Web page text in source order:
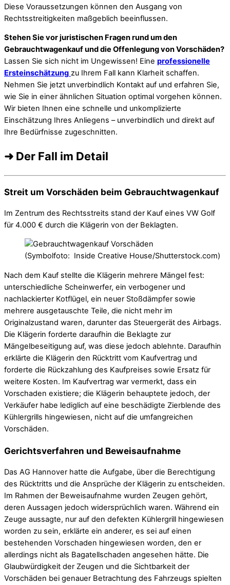
Diese Voraussetzungen können den Ausgang von
Rechtsstreitigkeiten maßgeblich beeinflussen.
Stehen Sie vor juristischen Fragen rund um den
Gebrauchtwagenkauf und die Offenlegung von Vorschäden?
Lassen Sie sich nicht im Ungewissen! Eine professionelle
Ersteinschätzung zu Ihrem Fall kann Klarheit schaffen.
Nehmen Sie jetzt unverbindlich Kontakt auf und erfahren Sie,
wie Sie in einer ähnlichen Situation optimal vorgehen können.
Wir bieten Ihnen eine schnelle und unkomplizierte
Einschätzung Ihres Anliegens – unverbindlich und direkt auf
Ihre Bedürfnisse zugeschnitten.
➜ Der Fall im Detail
Streit um Vorschäden beim Gebrauchtwagenkauf
Im Zentrum des Rechtsstreits stand der Kauf eines VW Golf
für 4.000 € durch die Klägerin von der Beklagten.
(Symbolfoto: Inside Creative House/Shutterstock.com)
Nach dem Kauf stellte die Klägerin mehrere Mängel fest:
unterschiedliche Scheinwerfer, ein verbogener und
nachlackierter Kotflügel, ein neuer Stoßdämpfer sowie
mehrere ausgetauschte Teile, die nicht mehr im
Originalzustand waren, darunter das Steuergerät des Airbags.
Die Klägerin forderte daraufhin die Beklagte zur
Mängelbeseitigung auf, was diese jedoch ablehnte. Daraufhin
erklärte die Klägerin den Rücktritt vom Kaufvertrag und
forderte die Rückzahlung des Kaufpreises sowie Ersatz für
weitere Kosten. Im Kaufvertrag war vermerkt, dass ein
Vorschaden existiere; die Klägerin behauptete jedoch, der
Verkäufer habe lediglich auf eine beschädigte Zierblende des
Kühlergrills hingewiesen, nicht auf die umfangreichen
Vorschäden.
Gerichtsverfahren und Beweisaufnahme
Das AG Hannover hatte die Aufgabe, über die Berechtigung
des Rücktritts und die Ansprüche der Klägerin zu entscheiden.
Im Rahmen der Beweisaufnahme wurden Zeugen gehört,
deren Aussagen jedoch widersprüchlich waren. Während ein
Zeuge aussagte, nur auf den defekten Kühlergrill hingewiesen
worden zu sein, erklärte ein anderer, es sei auf einen
bestehenden Vorschaden hingewiesen worden, den er
allerdings nicht als Bagatellschaden angesehen hätte. Die
Glaubwürdigkeit der Zeugen und die Sichtbarkeit der
Vorschäden bei genauer Betrachtung des Fahrzeugs spielten